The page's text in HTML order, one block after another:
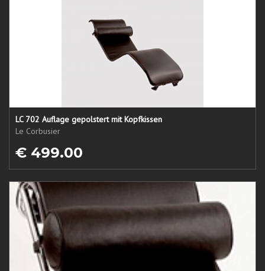
LC 702 Auflage gepolstert mit Kopfkissen
Le Corbusier
€ 499.00